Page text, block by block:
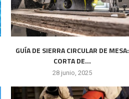
GUÍA DE SIERRA CIRCULAR DE MESA:
CORTA DE...
28 junio, 2025